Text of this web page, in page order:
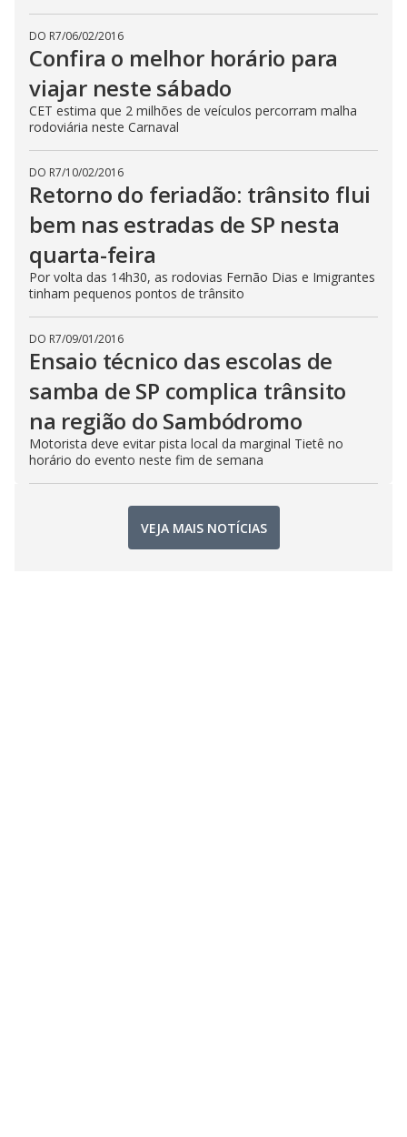
DO R7/06/02/2016
Confira o melhor horário para
viajar neste sábado
CET estima que 2 milhões de veículos percorram malha
rodoviária neste Carnaval
DO R7/10/02/2016
Retorno do feriadão: trânsito flui
bem nas estradas de SP nesta
quarta-feira
Por volta das 14h30, as rodovias Fernão Dias e Imigrantes
tinham pequenos pontos de trânsito
DO R7/09/01/2016
Ensaio técnico das escolas de
samba de SP complica trânsito
na região do Sambódromo
Motorista deve evitar pista local da marginal Tietê no
horário do evento neste fim de semana
VEJA MAIS NOTÍCIAS